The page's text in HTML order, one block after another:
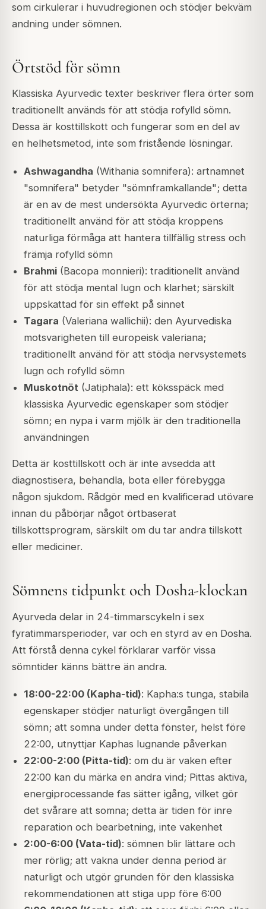
som cirkulerar i huvudregionen och stödjer bekväm
andning under sömnen.
Örtstöd för sömn
Klassiska Ayurvedic texter beskriver flera örter som
traditionellt används för att stödja rofylld sömn.
Dessa är kosttillskott och fungerar som en del av
en helhetsmetod, inte som fristående lösningar.
Ashwagandha (Withania somnifera): artnamnet
"somnifera" betyder "sömnframkallande"; detta
är en av de mest undersökta Ayurvedic örterna;
traditionellt använd för att stödja kroppens
naturliga förmåga att hantera tillfällig stress och
främja rofylld sömn
Brahmi(Bacopa monnieri): traditionellt använd
för att stödja mental lugn och klarhet; särskilt
uppskattad för sin effekt på sinnet
Tagara (Valeriana wallichii): den Ayurvediska
motsvarigheten till europeisk valeriana;
traditionellt använd för att stödja nervsystemets
lugn och rofylld sömn
Muskotnöt (Jatiphala): ett köksspäck med
klassiska Ayurvedic egenskaper som stödjer
sömn; en nypa i varm mjölk är den traditionella
användningen
Detta är kosttillskott och är inte avsedda att
diagnostisera, behandla, bota eller förebygga
någon sjukdom. Rådgör med en kvalificerad utövare
innan du påbörjar något örtbaserat
tillskottsprogram, särskilt om du tar andra tillskott
eller mediciner.
Sömnens tidpunkt och Dosha-klockan
Ayurveda delar in 24-timmarscykeln i sex
fyratimmarsperioder, var och en styrd av en Dosha.
Att förstå denna cykel förklarar varför vissa
sömntider känns bättre än andra.
18:00-22:00 (Kapha-tid): Kapha:s tunga, stabila
egenskaper stödjer naturligt övergången till
sömn; att somna under detta fönster, helst före
22:00, utnyttjar Kaphas lugnande påverkan
22:00-2:00 (Pitta-tid): om du är vaken efter
22:00 kan du märka en andra vind; Pittas aktiva,
energiprocessande fas sätter igång, vilket gör
det svårare att somna; detta är tiden för inre
reparation och bearbetning, inte vakenhet
2:00-6:00 (Vata-tid): sömnen blir lättare och
mer rörlig; att vakna under denna period är
naturligt och utgör grunden för den klassiska
rekommendationen att stiga upp före 6:00